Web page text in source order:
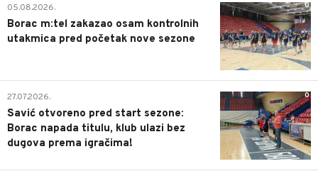
0
05.08.2026.
Borac m:tel zakazao osam kontrolnih
utakmica pred početak nove sezone
0
27.07.2026.
Savić otvoreno pred start sezone:
Borac napada titulu, klub ulazi bez
dugova prema igračima!